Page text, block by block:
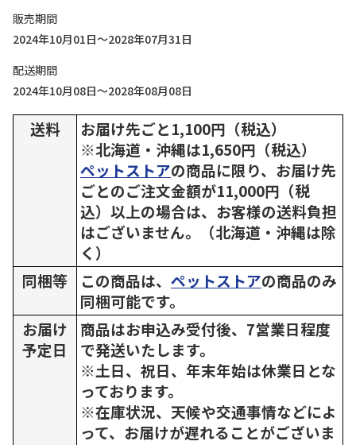
販売期間
2024年10月01日～2028年07月31日
配送期間
2024年10月08日～2028年08月08日
送料
お届け先ごと1,100円（税込）
※北海道・沖縄は1,650円（税込）
ペットストアの商品に限り、お届け先
ごとのご注文金額が11,000円（税
込）以上の場合は、お客様の送料負担
はございません。（北海道・沖縄は除
く）
同梱等
この商品は、 ペットストアの商品のみ
同梱可能です。
お届け
予定日
商品はお申込み受付後、7営業日程度
で発送いたします。
※土日、祝日、年末年始は休業日とな
っております。
※在庫状況、天候や交通事情などによ
って、お届けが遅れることがございま